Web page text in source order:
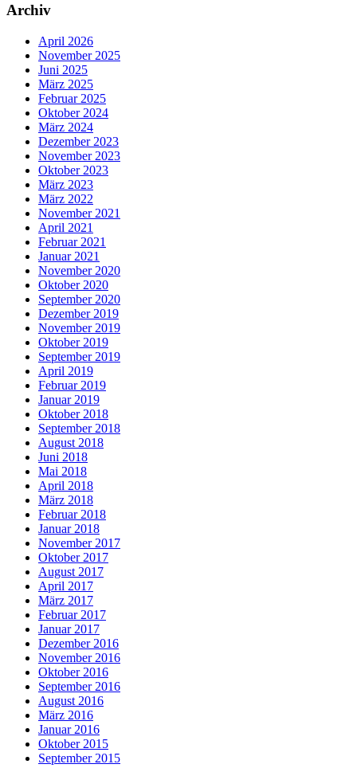
Archiv
April 2026
November 2025
Juni 2025
März 2025
Februar 2025
Oktober 2024
März 2024
Dezember 2023
November 2023
Oktober 2023
März 2023
März 2022
November 2021
April 2021
Februar 2021
Januar 2021
November 2020
Oktober 2020
September 2020
Dezember 2019
November 2019
Oktober 2019
September 2019
April 2019
Februar 2019
Januar 2019
Oktober 2018
September 2018
August 2018
Juni 2018
Mai 2018
April 2018
März 2018
Februar 2018
Januar 2018
November 2017
Oktober 2017
August 2017
April 2017
März 2017
Februar 2017
Januar 2017
Dezember 2016
November 2016
Oktober 2016
September 2016
August 2016
März 2016
Januar 2016
Oktober 2015
September 2015